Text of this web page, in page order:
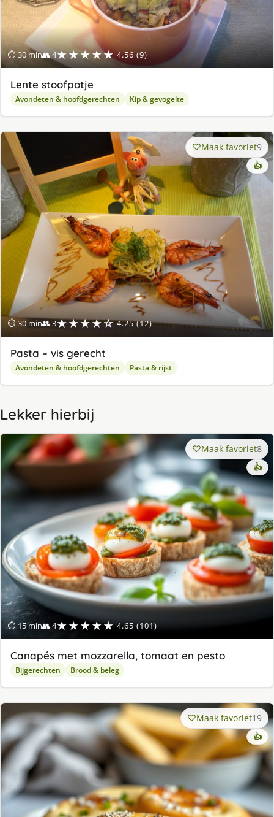
⏱ 30 min👥 4★★★★★ 4.56 (9)
Lente stoofpotje
Avondeten & hoofdgerechten Kip & gevogelte
⏱ 30 min👥 3★★★★☆ 4.25 (12)
Maak favoriet9
👍
Pasta – vis gerecht
Avondeten & hoofdgerechten Pasta & rijst
Lekker hierbij
⏱ 15 min👥 4★★★★★ 4.65 (101)
Maak favoriet8
👍
Canapés met mozzarella, tomaat en pesto
Bijgerechten Brood & beleg
Maak favoriet19
👍